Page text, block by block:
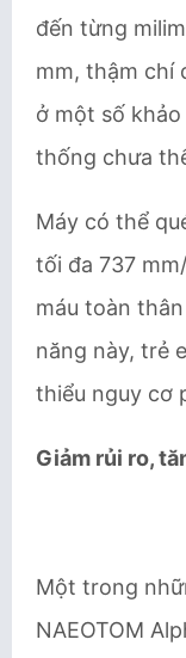
đến từng
mm, thậm chí
ở một số
thống chưa
Máy có thể
tối đa 737
máu toàn
năng này, trẻ
thiểu nguy cơ
Giảm rủi ro,
Một trong
NAEOTOM